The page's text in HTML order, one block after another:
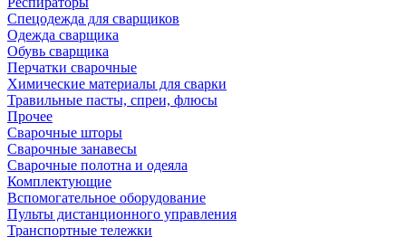
Спецодежда для сварщиков
Одежда сварщика
Обувь сварщика
Перчатки сварочные
Химические материалы для сварки
Травильные пасты, спреи, флюсы
Прочее
Сварочные шторы
Сварочные занавесы
Сварочные полотна и одеяла
Комплектующие
Вспомогательное оборудование
Пульты дистанционного управления
Транспортные тележки